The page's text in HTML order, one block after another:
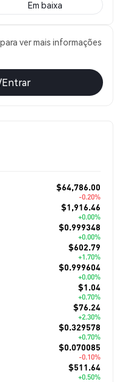
Em baixa
ver mais informações
Entrar
$64,786.00
-0.20%
$1,916.46
+0.00%
$0.999348
+0.00%
$602.79
+1.70%
$0.999604
+0.00%
$1.04
+0.70%
$76.24
+2.30%
$0.329578
+0.70%
$0.070085
-0.10%
$511.64
+0.50%